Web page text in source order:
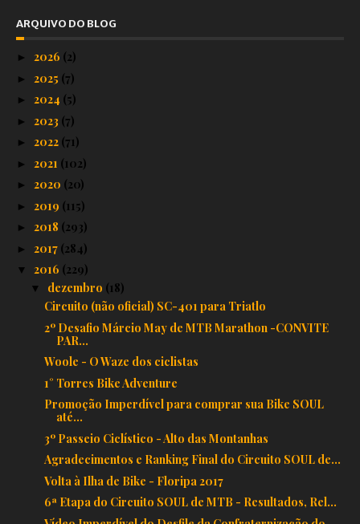
ARQUIVO DO BLOG
► 2026 (2)
► 2025 (7)
► 2024 (5)
► 2023 (7)
► 2022 (71)
► 2021 (102)
► 2020 (20)
► 2019 (115)
► 2018 (293)
► 2017 (284)
▼ 2016 (229)
▼ dezembro (18)
Circuito (não oficial) SC-401 para Triatlo
2º Desafio Márcio May de MTB Marathon -CONVITE
PAR...
Woole - O Waze dos ciclistas
1° Torres Bike Adventure
Promoção Imperdível para comprar sua Bike SOUL
até...
3º Passeio Ciclístico - Alto das Montanhas
Agradecimentos e Ranking Final do Circuito SOUL de...
Volta à Ilha de Bike - Floripa 2017
6ª Etapa do Circuito SOUL de MTB - Resultados, Rel...